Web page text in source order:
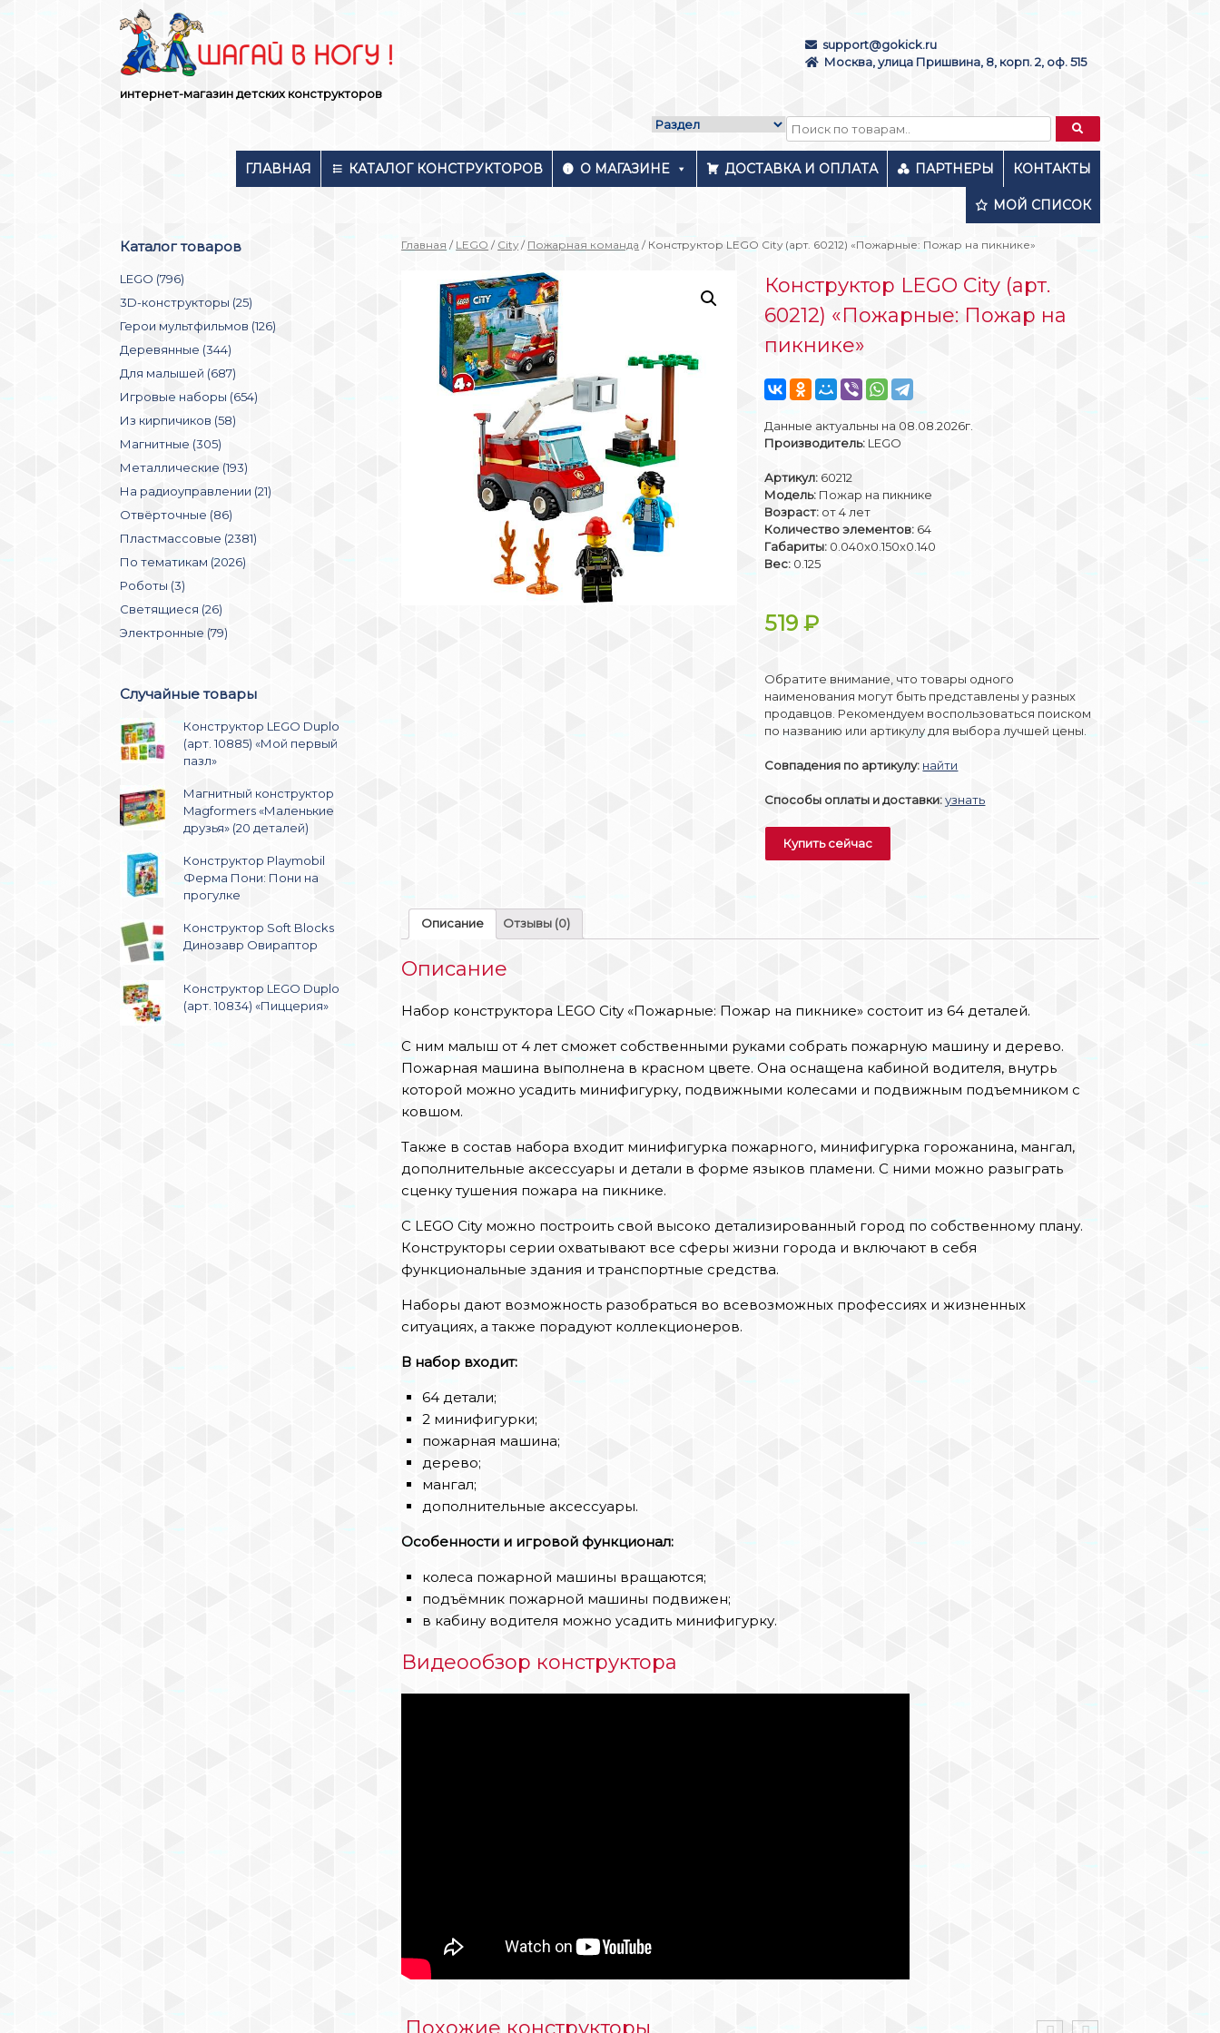
интернет-магазин детских конструкторов
support@gokick.ru
Москва, улица Пришвина, 8, корп. 2, оф. 515
ГЛАВНАЯ КАТАЛОГ КОНСТРУКТОРОВ О МАГАЗИНЕ ДОСТАВКА И ОПЛАТА ПАРТНЕРЫ КОНТАКТЫ
МОЙ СПИСОК
Главная / LEGO / City/ Пожарная команда / Конструктор LEGO City (арт. 60212) «Пожарные: Пожар на пикнике»
Конструктор LEGO City (арт.
60212) «Пожарные: Пожар на
пикнике»
Данные актуальны на 08.08.2026г.
Производитель: LEGO
Артикул: 60212
Модель: Пожар на пикнике
Возраст: от 4 лет
Количество элементов: 64
Габариты: 0.040x0.150x0.140
Вес: 0.125
519₽
Обратите внимание, что товары одного
наименования могут быть представлены у разных
продавцов. Рекомендуем воспользоваться поиском
по названию или артикулу для выбора лучшей цены.
Совпадения по артикулу: найти
Способы оплаты и доставки: узнать
Купить сейчас
Описание Отзывы (0)
Описание
Набор конструктора LEGO City «Пожарные: Пожар на пикнике» состоит из 64 деталей.
С ним малыш от 4 лет сможет собственными руками собрать пожарную машину и дерево.
Пожарная машина выполнена в красном цвете. Она оснащена кабиной водителя, внутрь
которой можно усадить минифигурку, подвижными колесами и подвижным подъемником с
ковшом.
Также в состав набора входит минифигурка пожарного, минифигурка горожанина, мангал,
дополнительные аксессуары и детали в форме языков пламени. С ними можно разыграть
сценку тушения пожара на пикнике.
С LEGO City можно построить свой высоко детализированный город по собственному плану.
Конструкторы серии охватывают все сферы жизни города и включают в себя
функциональные здания и транспортные средства.
Наборы дают возможность разобраться во всевозможных профессиях и жизненных
ситуациях, а также порадуют коллекционеров.
В набор входит:
64 детали;
2 минифигурки;
пожарная машина;
дерево;
мангал;
дополнительные аксессуары.
Особенности и игровой функционал:
колеса пожарной машины вращаются;
подъёмник пожарной машины подвижен;
в кабину водителя можно усадить минифигурку.
Видеообзор конструктора
Похожие конструкторы
Каталог товаров
LEGO (796)
3D-конструкторы (25)
Герои мультфильмов (126)
Деревянные (344)
Для малышей (687)
Игровые наборы (654)
Из кирпичиков (58)
Магнитные (305)
Металлические (193)
На радиоуправлении (21)
Отвёрточные (86)
Пластмассовые (2381)
По тематикам (2026)
Роботы (3)
Светящиеся (26)
Электронные (79)
Случайные товары
Конструктор LEGO Duplo
(арт. 10885) «Мой первый
пазл»
Магнитный конструктор
Magformers «Маленькие
друзья» (20 деталей)
Конструктор Playmobil
Ферма Пони: Пони на
прогулке
Конструктор Soft Blocks
Динозавр Овираптор
Конструктор LEGO Duplo
(арт. 10834) «Пиццерия»